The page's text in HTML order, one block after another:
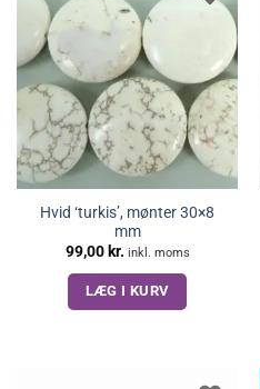
Hvid ‘turkis’, mønter 30×8
mm
99,00 kr. inkl. moms
LÆG I KURV